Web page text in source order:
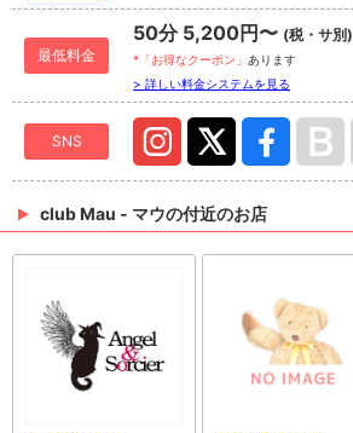
最低料金
50分 5,200円〜 (税・サ別)
*「お得なクーポン」 あります
> 詳しい料金システムを見る
SNS
club Mau - マウの付近のお店